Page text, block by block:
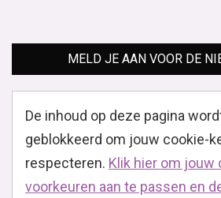
MELD JE AAN VOOR DE
De inhoud op deze pagina
geblokkeerd om jouw cookie-
respecteren. Klik hier om jouw
voorkeuren aan te passen en